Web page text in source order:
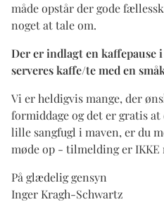
måde opstår der gode
noget at tale om.
Der er indlagt en kaffepause
serveres kaffe/te med en
Vi er heldigvis mange, der
formiddage og det er gratis at
lille sangfugl i maven, er du
møde op - tilmelding er IKKE
På glædelig gensyn
Inger Kragh-Schwartz